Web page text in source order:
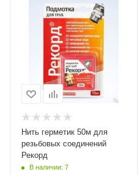
Нить герметик 50м для
резьбовых соединений
Рекорд
В наличии: 7